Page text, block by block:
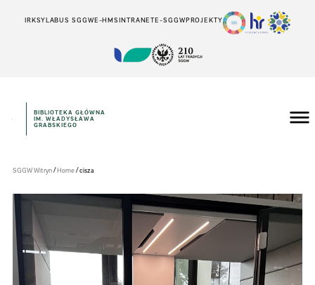
IRKSYLABUS SGGWE-HMSINTRANETE-SGGWPROJEKTY
Główna
w
BIBLIOTEKA GŁÓWNA
IM. WŁADYSŁAWA
GRABSKIEGO
SGGW Witryn/Home/cisza